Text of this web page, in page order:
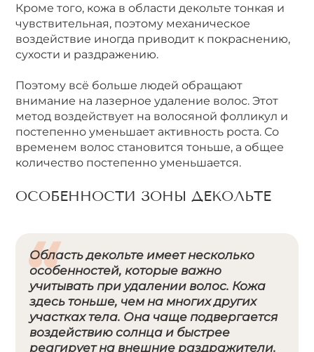
Кроме того, кожа в области декольте тонкая и
чувствительная, поэтому механическое
воздействие иногда приводит к покраснению,
сухости и раздражению.
Поэтому всё больше людей обращают
внимание на лазерное удаление волос. Этот
метод воздействует на волосяной фолликул и
постепенно уменьшает активность роста. Со
временем волос становится тоньше, а общее
количество постепенно уменьшается.
ОСОБЕННОСТИ ЗОНЫ ДЕКОЛЬТЕ
Область декольте имеет несколько
особенностей, которые важно
учитывать при удалении волос. Кожа
здесь тоньше, чем на многих других
участках тела. Она чаще подвергается
воздействию солнца и быстрее
реагирует на внешние раздражители.